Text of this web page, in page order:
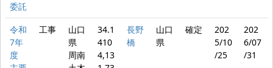
委託
令和
7年
度
工事
山口
県
周南
34.1
410
4,13
長野
橋
山口
県
確定
202
5/10
/25
202
6/07
/31